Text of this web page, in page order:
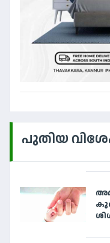
പുതിയ